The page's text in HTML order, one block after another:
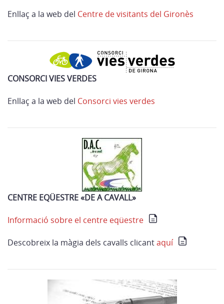
Enllaç a la web del Centre de visitants del Gironès
CONSORCI VIES VERDES
Enllaç a la web del Consorci vies verdes
CENTRE EQÜESTRE «DE A CAVALL»
Informació sobre el centre eqüestre
Descobreix la màgia dels cavalls clicantaquí